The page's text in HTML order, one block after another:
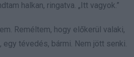
halkan, ringatva. „Itt vagyok.”
Reméltem, hogy előkerül valaki,
tévedés, bármi. Nem jött senki.